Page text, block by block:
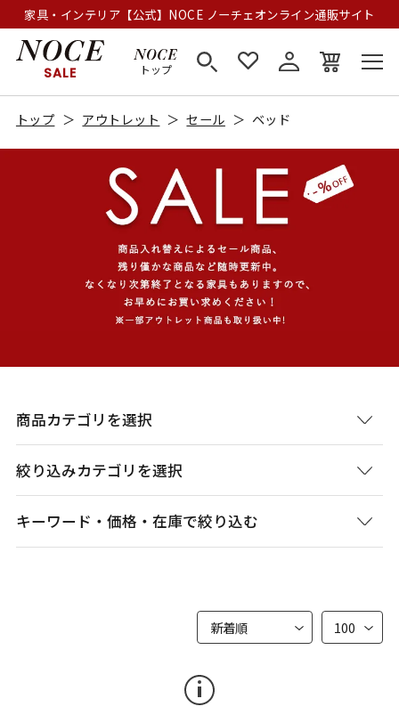
家具・インテリア【公式】NOCE ノーチェオンライン通販サイト
SALE トップ
トップ アウトレット セール ベッド
商品カテゴリを選択
絞り込みカテゴリを選択
キーワード・価格・在庫で絞り込む